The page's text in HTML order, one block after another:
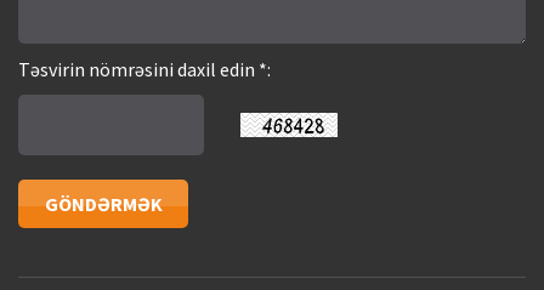
Təsvirin nömrəsini daxil edin *: